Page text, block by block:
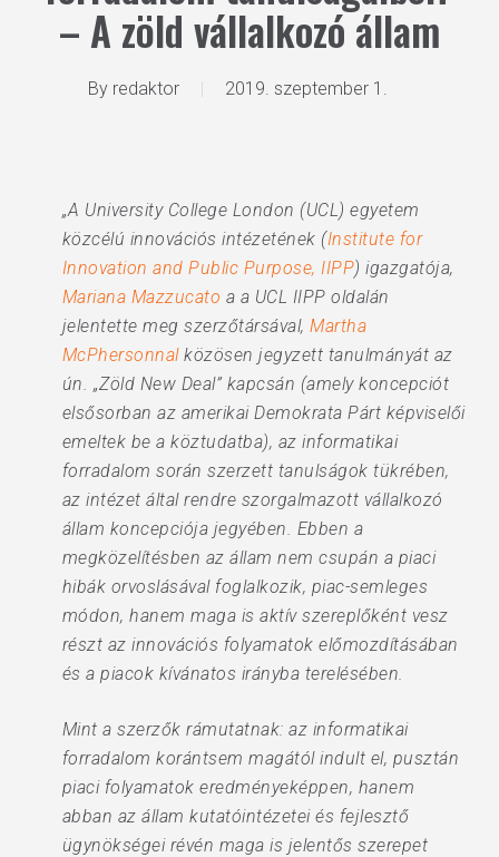
– A zöld vállalkozó állam
By redaktor 2019. szeptember 1.
„A University College London (UCL) egyetem
közcélú innovációs intézetének (Institute for
Innovation and Public Purpose, IIPP) igazgatója,
Mariana Mazzucato a a UCL IIPP oldalán
jelentette meg szerzőtársával,Martha
McPhersonnalközösen jegyzett tanulmányát az
ún. „Zöld New Deal” kapcsán (amely koncepciót
elsősorban az amerikai Demokrata Párt képviselői
emeltek be a köztudatba), az informatikai
forradalom során szerzett tanulságok tükrében,
az intézet által rendre szorgalmazott vállalkozó
állam koncepciója jegyében. Ebben a
megközelítésben az állam nem csupán a piaci
hibák orvoslásával foglalkozik, piac-semleges
módon, hanem maga is aktív szereplőként vesz
részt az innovációs folyamatok előmozdításában
és a piacok kívánatos irányba terelésében.
Mint a szerzők rámutatnak: az informatikai
forradalom korántsem magától indult el, pusztán
piaci folyamatok eredményeképpen, hanem
abban az állam kutatóintézetei és fejlesztő
ügynökségei révén maga is jelentős szerepet